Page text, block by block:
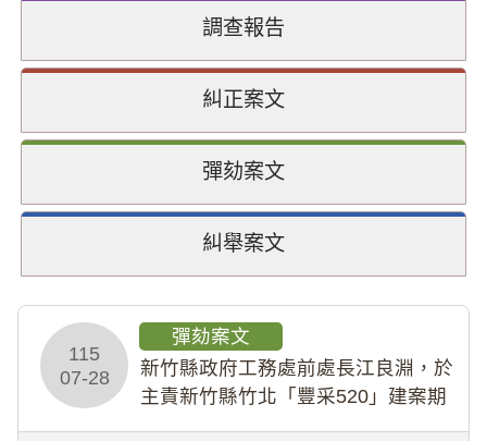
調查報告
糾正案文
彈劾案文
糾舉案文
115
07-28
彈劾案文
新竹縣政府工務處前處長江良淵，於
主責新竹縣竹北「豐采520」建案期